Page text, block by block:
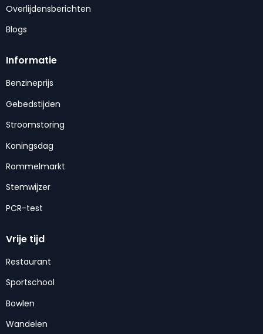
Overlijdensberichten
Blogs
Informatie
Benzineprijs
Gebedstijden
Stroomstoring
Koningsdag
Rommelmarkt
Stemwijzer
PCR-test
Vrije tijd
Restaurant
Sportschool
Bowlen
Wandelen